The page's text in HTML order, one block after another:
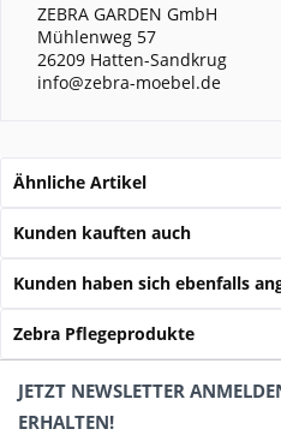
ZEBRA GARDEN GmbH
Mühlenweg 57
26209 Hatten-Sandkrug
info@zebra-moebel.de
Ähnliche Artikel
Kunden kauften auch
Kunden haben sich ebenfalls
Zebra Pflegeprodukte
JETZT NEWSLETTER
ERHALTEN!